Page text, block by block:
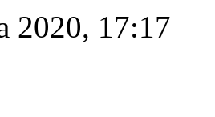
2020, 17:17